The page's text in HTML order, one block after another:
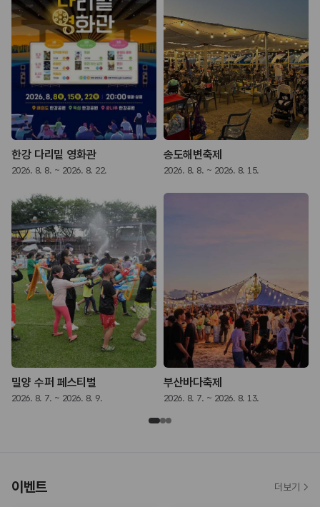
한강 다리밑 영화관
2026. 8. 8. ~ 2026. 8. 22.
송도해변축제
2026. 8. 8. ~ 2026. 8. 15.
밀양 수퍼 페스티벌
2026. 8. 7. ~ 2026. 8. 9.
부산바다축제
2026. 8. 7. ~ 2026. 8. 13.
이벤트 더보기